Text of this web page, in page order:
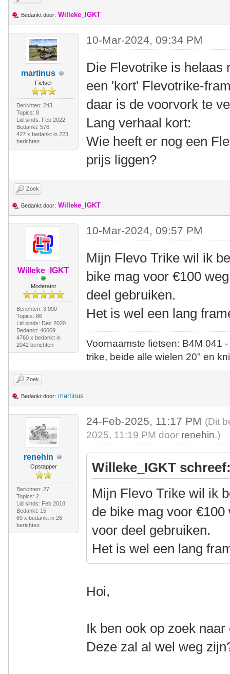
Bedankt door: Willeke_IGKT
martinus
Fietser
Berichten: 243
Topics: 8
Lid sinds: Feb 2022
Bedankt: 576
427 x bedankt in 223
berichten
10-Mar-2024, 09:34 PM
Die Flevotrike is helaas
een 'kort' Flevotrike-
daar is de voorvork te
Lang verhaal kort:
Wie heeft er nog een
prijs liggen?
Zoek
Bedankt door: Willeke_IGKT
Willeke_IGKT
Moderator
Berichten: 3.090
Topics: 86
Lid sinds: Dec 2020
Bedankt: 46069
4760 x bedankt in
2042 berichten
10-Mar-2024, 09:57 PM
Mijn Flevo Trike wil ik
bike mag voor €100
deel gebruiken.
Het is wel een lang
Voornaamste fietsen: B4M
trike, beide alle wielen 20" en
Zoek
Bedankt door: martinus
renehin
Opstapper
Berichten: 27
Topics: 2
Lid sinds: Feb 2018
Bedankt: 15
69 x bedankt in 26
berichten
24-Feb-2025, 11:17 PM (Dit
2025, 11:19 PM door renehin.)
Willeke_IGKT
Mijn Flevo Trike wil ik
de bike mag voor
voor deel gebruiken.
Het is wel een lang
Hoi,
Ik ben ook op zoek
Deze zal al wel weg